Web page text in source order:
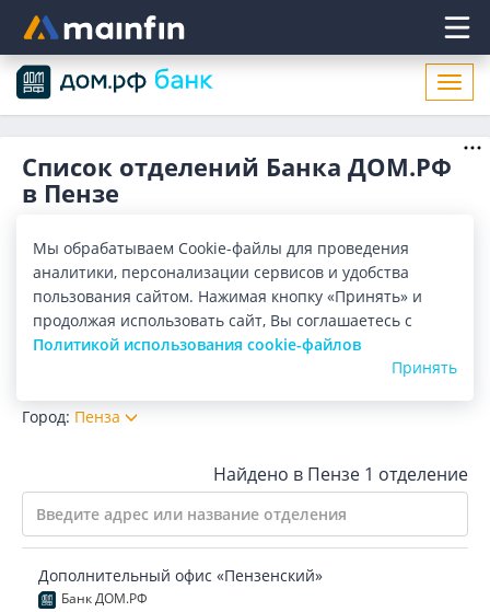
Главное меню
Список отделений Банка ДОМ.РФ
в Пензе
адресов, поиск ближайшего отделения Банка ДОМ.РФ в
Пензе по адресу, названию. Часы работы, телефоны,
контактные данные.
Показать весь
Банкоматы
Список
Город: Пенза
Найдено в Пензе 1 отделение
Дополнительный офис «Пензенский»
Банк ДОМ.РФ
Мы обрабатываем Cookie-файлы для проведения
аналитики, персонализации сервисов и удобства
пользования сайтом. Нажимая кнопку «Принять» и
продолжая использовать сайт, Вы соглашаетесь с
Политикой использования cookie-файлов
Принять